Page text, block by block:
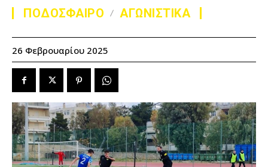
ΠΟΔΟΣΦΑΙΡΟ ΑΓΩΝΙΣΤΙΚΑ
26 Φεβρουαρίου 2025